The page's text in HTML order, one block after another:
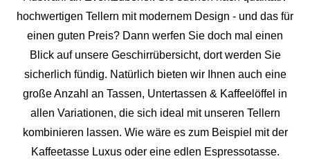
hochwertigen Tellern mit modernem Design - und das für
einen guten Preis? Dann werfen Sie doch mal einen
Blick auf unsere Geschirrübersicht, dort werden Sie
sicherlich fündig. Natürlich bieten wir Ihnen auch eine
große Anzahl an Tassen, Untertassen & Kaffeelöffel in
allen Variationen, die sich ideal mit unseren Tellern
kombinieren lassen. Wie wäre es zum Beispiel mit der
Kaffeetasse Luxus oder eine edlen Espressotasse.